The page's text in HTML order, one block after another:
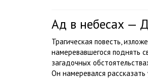
Ад в небесах —
Трагическая повесть,
намеревавшегося поднять
загадочных
Он намеревался